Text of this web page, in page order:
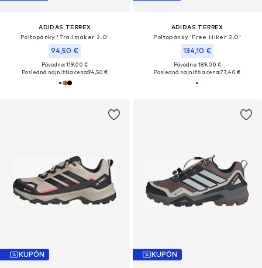
ADIDAS TERREX
Poltopánky 'Trailmaker 2.0'
94,50 €
Pôvodne: 119,00 €
Posledná najnižšia cena:94,50 €
ADIDAS TERREX
Poltopánky 'Free Hiker 2.0'
134,10 €
Pôvodne: 189,00 €
Posledná najnižšia cena:77,40 €
KUPÓN KUPÓN